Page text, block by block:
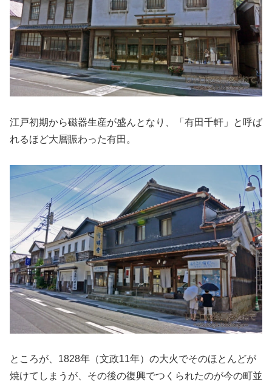
江戸初期から磁器生産が盛んとなり、「有田千軒」と呼ば
れるほど大層賑わった有田。
ところが、1828年（文政11年）の大火でそのほとんどが
焼けてしまうが、その後の復興でつくられたのが今の町並